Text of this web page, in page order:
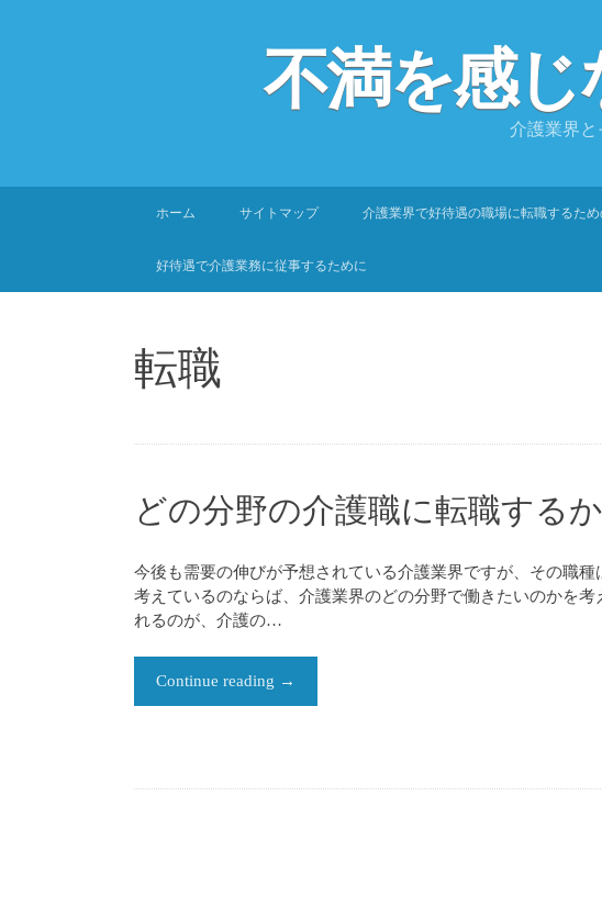
不満を感じ
介護業界
SKIP
ホーム サイトマップ 介護業界で好待遇の職場に転職するた
好待遇で介護業務に従事するために
転職
どの分野の介護職に転職するか
今後も需要の伸びが予想されている介護業界ですが、その職
考えているのならば、介護業界のどの分野で働きたいのかを
れるのが、介護の…
Continue reading →